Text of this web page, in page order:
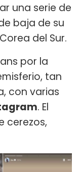
una serie de
baja de su
del Sur.
por la
tan
con varias
. El
cerezos,